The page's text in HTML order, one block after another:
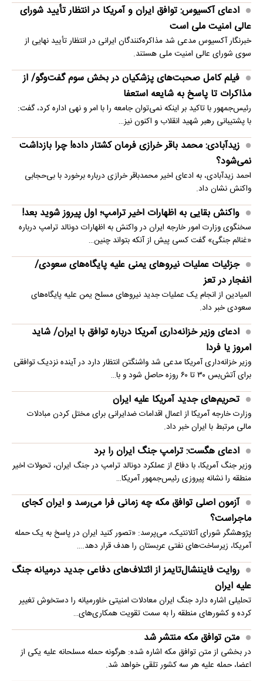
ادعای آکسیوس: توافق ایران و آمریکا در انتظار تأیید شورای
عالی امنیت ملی است
خبرنگار آکسیوس مدعی شد مذاکره‌کنندگان ایرانی در انتظار تأیید نهایی از
سوی شورای عالی امنیت ملی هستند.
فیلم کامل صحبت‌های پزشکیان در بخش سوم گفت‌وگو/ از
مذاکرات تا پاسخ به شایعه استعفا
رئیس‌جمهور با تاکید بر اینکه نمی‌توان جامعه را با امر و نهی اداره کرد، گفت:
با پشتیبانی رهبر شهید انقلاب و اکنون نیز…
زیدآبادی: محمد باقر خرازی فرمان کشتار داده! چرا بازداشت
نمی‌شود؟
احمد زیدآبادی، به ادعای اخیر محمدباقر خرازی درباره برخورد با بی‌حجابی
واکنش نشان داد.
واکنش بقایی به اظهارات اخیر ترامپ؛ اول پیروز شوید بعد!
سخنگوی وزارت امور خارجه ایران در واکنش به اظهارات دونالد ترامپ درباره
«غنائم جنگی» گفت کسی پیش از آنکه بتواند چنین…
جزئیات عملیات نیروهای یمنی علیه پایگاه‌های سعودی/
انفجار در تعز
المیادین از انجام یک عملیات جدید نیروهای مسلح یمن علیه پایگاه‌های
سعودی خبر داد.
ادعای وزیر خزانه‌داری آمریکا درباره توافق با ایران/ شاید
امروز یا فردا
وزیر خزانه‌داری آمریکا مدعی شد واشنگتن انتظار دارد در آینده نزدیک توافقی
برای آتش‌بس ۳۰ تا ۶۰ روزه حاصل شود و با…
تحریم‌های جدید آمریکا علیه ایران
وزارت خارجه آمریکا از اعمال اقدامات ضدایرانی برای مختل کردن مبادلات
مالی مرتبط با ایران خبر داد.
ادعای هگست: ترامپ جنگ ایران را برد
وزیر جنگ آمریکا، با دفاع از عملکرد دونالد ترامپ در جنگ ایران، تحولات اخیر
منطقه را نشانه پیروزی رئیس‌جمهور آمریکا…
آزمون اصلی توافق مکه چه زمانی فرا می‌رسد و ایران کجای
ماجراست؟
پژوهشگر شورای آتلانتیک، می‌پرسد: «تصور کنید ایران در پاسخ به یک حمله
آمریکا، زیرساخت‌های نفتی عربستان را هدف قرار دهد.…
روایت فایننشال‌تایمز از ائتلاف‌های دفاعی جدید درمیانه جنگ
علیه ایران
تحلیلی اشاره دارد جنگ ایران معادلات امنیتی خاورمیانه را دستخوش تغییر
کرده و کشورهای منطقه را به سمت تقویت همکاری‌های…
متن توافق مکه منتشر شد
در بخشی از متن توافق مکه اشاره شده: هرگونه حمله مسلحانه علیه یکی از
اعضا، حمله علیه هر سه کشور تلقی خواهد شد.